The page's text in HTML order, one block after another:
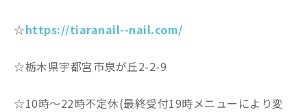
☆https://tiaranail--nail.com/
☆栃木県宇都宮市泉が丘2-2-9
☆10時〜22時不定休(最終受付19時メニューにより変